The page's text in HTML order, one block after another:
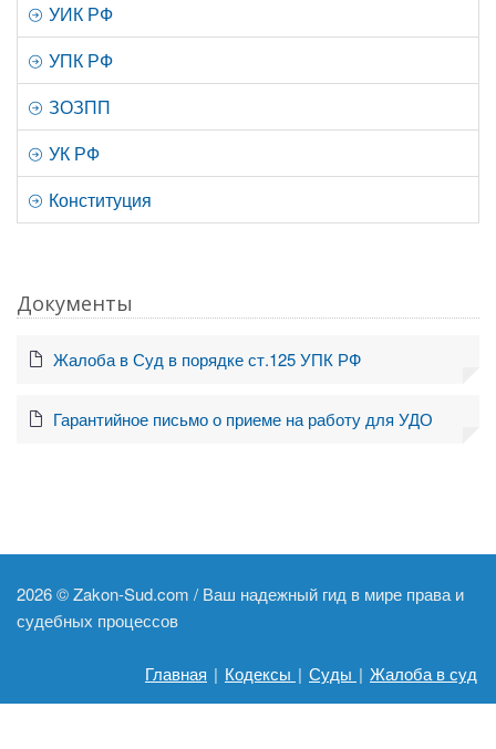
УИК РФ
УПК РФ
ЗОЗПП
УК РФ
Конституция
Документы
Жалоба в Суд в порядке ст.125 УПК РФ
Гарантийное письмо о приеме на работу для УДО
2026 ©Zakon-Sud.com / Ваш надежный гид в мире права и
судебных процессов
Главная | Кодексы | Суды | Жалоба в суд